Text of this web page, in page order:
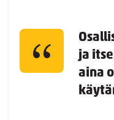
ja
aina